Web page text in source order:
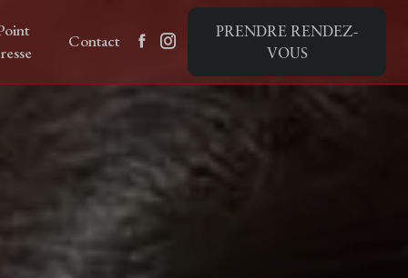
Contact
PRENDRE RENDEZ-
VOUS